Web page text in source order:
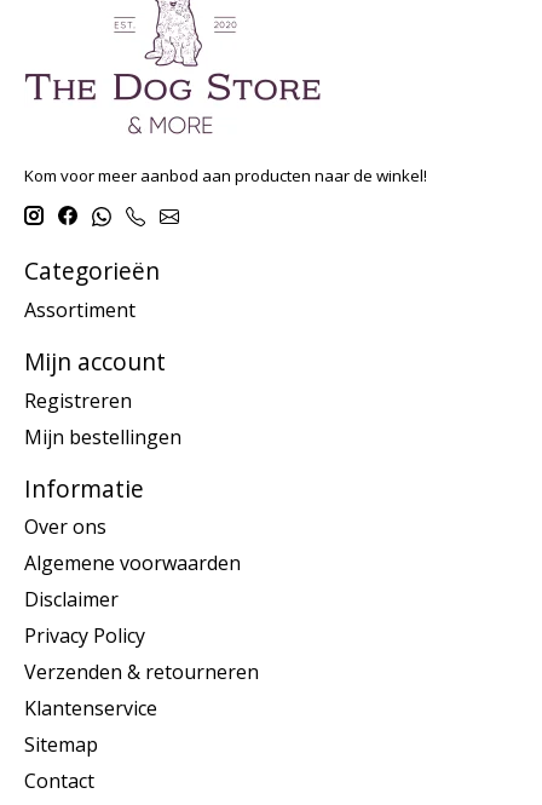
Kom voor meer aanbod aan producten naar de winkel!
Categorieën
Assortiment
Mijn account
Registreren
Mijn bestellingen
Informatie
Over ons
Algemene voorwaarden
Disclaimer
Privacy Policy
Verzenden & retourneren
Klantenservice
Sitemap
Contact